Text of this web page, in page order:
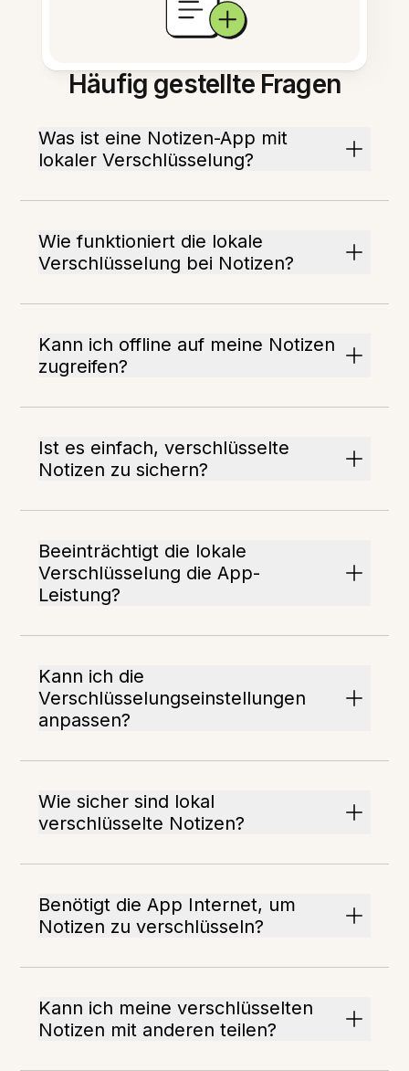
Häufig gestellte Fragen
Was ist eine Notizen-App mit
lokaler Verschlüsselung?
Wie funktioniert die lokale
Verschlüsselung bei Notizen?
Kann ich offline auf meine Notizen
zugreifen?
Ist es einfach, verschlüsselte
Notizen zu sichern?
Beeinträchtigt die lokale
Verschlüsselung die App-
Leistung?
Kann ich die
Verschlüsselungseinstellungen
anpassen?
Wie sicher sind lokal
verschlüsselte Notizen?
Benötigt die App Internet, um
Notizen zu verschlüsseln?
Kann ich meine verschlüsselten
Notizen mit anderen teilen?